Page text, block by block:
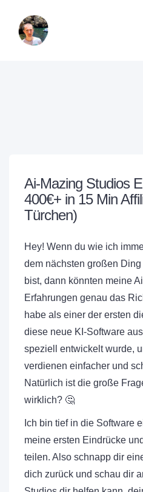
Ai-Mazing Studios
400€+ in 15 Min
Türchen)
Hey! Wenn du wie ich
dem nächsten großen
bist, dann könnten meine
Erfahrungen genau das
habe als einer der ersten
diese neue KI-Software
speziell entwickelt wurde,
verdienen einfacher und
Natürlich ist die große
wirklich? 🤔
Ich bin tief in die Software
meine ersten Eindrücke
teilen. Also schnapp dir
dich zurück und schau dir